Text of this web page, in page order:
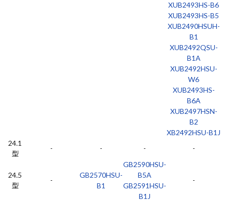
XUB2493HS-B6
XUB2493HS-B5
XUB2490HSUH-
B1
XUB2492QSU-
B1A
XUB2492HSU-
W6
XUB2493HS-
B6A
XUB2497HSN-
B2
XB2492HSU-B1J
24.1
型
- - - -
24.5
型
-
GB2570HSU-
B1
GB2590HSU-
B5A
GB2591HSU-
B1J
-